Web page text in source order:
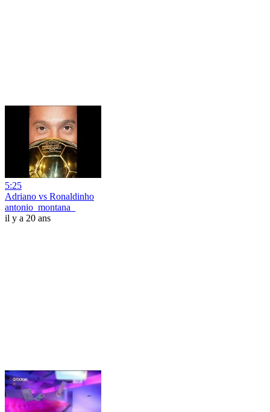
5:25
Adriano vs Ronaldinho
antonio_montana_
il y a 20 ans